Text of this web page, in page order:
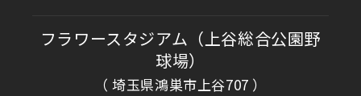
フラワースタジアム（上谷総合公園野
球場）
（ 埼玉県鴻巣市上谷707 ）